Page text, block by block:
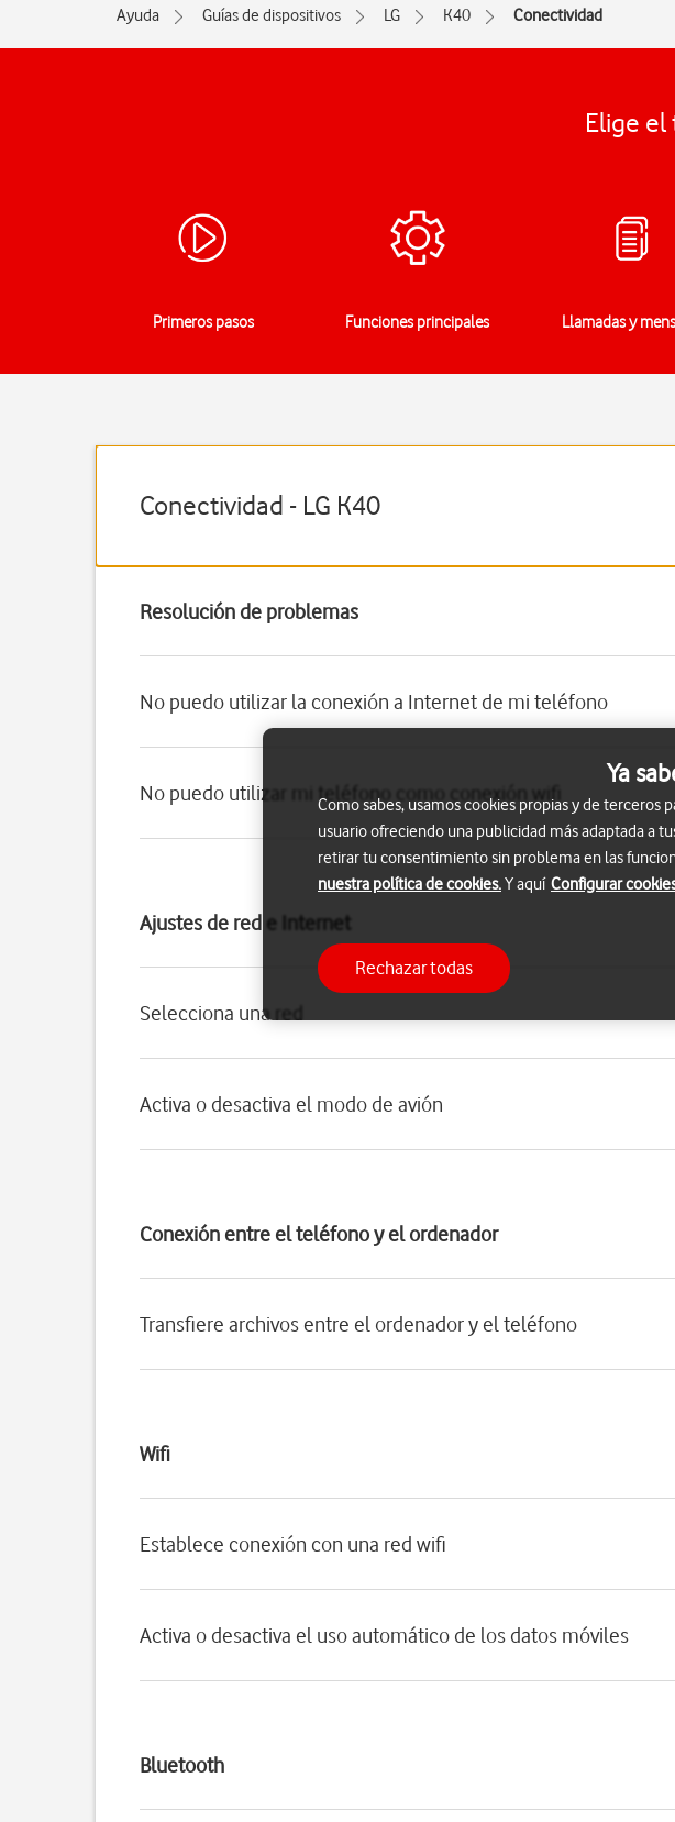
Ayuda Guías de dispositivos LG K40 Conectividad
Elige
Primeros pasos Funciones principales Llamadas y
Conectividad - LG K40
Resolución de problemas
No puedo utilizar la conexión a Internet de mi teléfono
No puedo utilizar mi teléfono como conexión wifi
Ajustes de red e Internet
Selecciona una red
Activa o desactiva el modo de avión
Conexión entre el teléfono y el ordenador
Transfiere archivos entre el ordenador y el teléfono
Wifi
Establece conexión con una red wifi
Activa o desactiva el uso automático de los datos móviles
Bluetooth
Ya
Como sabes, usamos cookies propias y de terceros
usuario ofreciendo una publicidad más adaptada a
retirar tu consentimiento sin problema en las
nuestra política de cookies.Y aquí Configurar
Rechazar todas